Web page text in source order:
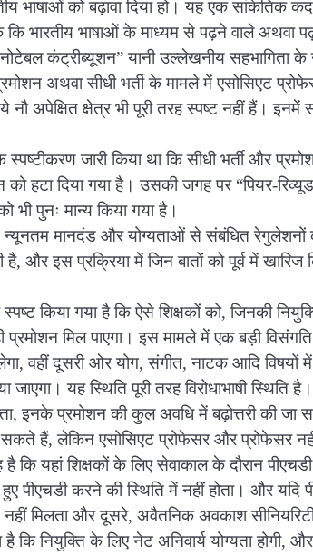
भाषाओं को बढ़ावा दिया हो। यह एक सांकेतिक
भारतीय भाषाओं के माध्यम से पढ़ने वाले अथवा
कंट्रीब्यूशन” यानी उल्लेखनीय सहभागिता के
अथवा सीधी भर्ती के मामले में एसोसिएट
ये नौ अपेक्षित क्षेत्र भी पूरी तरह स्पष्ट नहीं हैं।
जारी किया था कि सीधी भर्ती और
हटा दिया गया है। उसकी जगह पर “पियर-
पुनः मान्य किया गया है।
न्यूनतम मानदंड और योग्यताओं से संबंधित
है, और इस प्रक्रिया में जिन बातों को पूर्व में
किया गया है कि ऐसे शिक्षकों को, जिनकी
मिल पाएगा। इस मामले में एक बड़ी
वहीं दूसरी ओर योग, संगीत, नाटक आदि
यह स्थिति पूरी तरह विरोधाभाषी स्थिति
इनके प्रमोशन की कुल अवधि में बढ़ोत्तरी की
सकते हैं, लेकिन एसोसिएट प्रोफेसर और प्रोफेसर
कि यहां शिक्षकों के लिए सेवाकाल के दौरान
पीएचडी करने की स्थिति में नहीं होता। और यदि
नहीं मिलता और दूसरे, अवैतनिक अवकाश
नियुक्ति के लिए नेट अनिवार्य योग्यता होगी,